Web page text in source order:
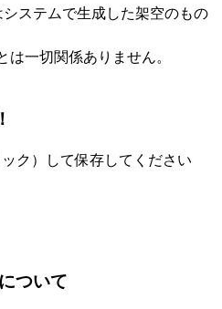
ステムで生成した架空のもの
一切関係ありません。
ク）して保存してください
ついて